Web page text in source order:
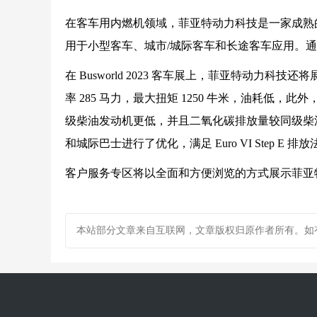
在客车用内燃机领域，菲亚特动力科技是一家成
用于小型客车、城市/城际客车和长途客车应用。
在 Busworld 2023 客车展上，菲亚特动力科技还
率 285 马力，最大扭矩 1250 牛米，油耗低，此
级柴油发动机更低，并且二氧化碳排放量较同级
和城际巴士进行了优化，满足 Euro VI Step E 排
客户服务专区将以全面和方便浏览的方式展示菲
本站部分文章来自互联网，文章版权归原作者所有。如